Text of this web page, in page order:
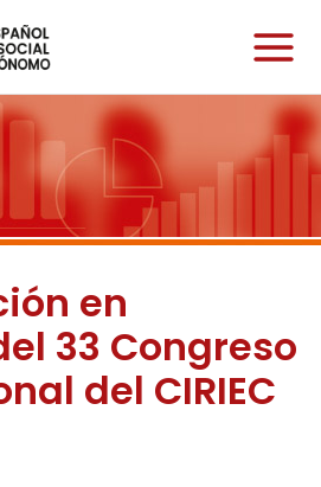
en
33 Congreso
del CIRIEC